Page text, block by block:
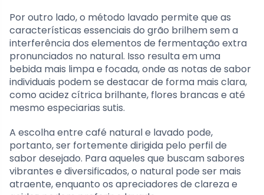
Por outro lado, o método lavado permite que as
características essenciais do grão brilhem sem a
interferência dos elementos de fermentação extra
pronunciados no natural. Isso resulta em uma
bebida mais limpa e focada, onde as notas de sabor
individuais podem se destacar de forma mais clara,
como acidez cítrica brilhante, flores brancas e até
mesmo especiarias sutis.
A escolha entre café natural e lavado pode,
portanto, ser fortemente dirigida pelo perfil de
sabor desejado. Para aqueles que buscam sabores
vibrantes e diversificados, o natural pode ser mais
atraente, enquanto os apreciadores de clareza e